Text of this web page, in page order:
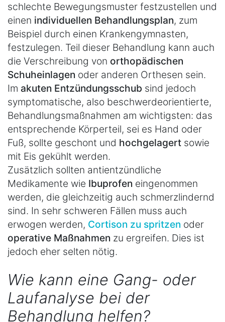
schlechte Bewegungsmuster festzustellen und
einen individuellen Behandlungsplan, zum
Beispiel durch einen Krankengymnasten,
festzulegen. Teil dieser Behandlung kann auch
die Verschreibung von orthopädischen
Schuheinlagen oder anderen Orthesen sein.
Im akuten Entzündungsschub sind jedoch
symptomatische, also beschwerdeorientierte,
Behandlungsmaßnahmen am wichtigsten: das
entsprechende Körperteil, sei es Hand oder
Fuß, sollte geschont und hochgelagert sowie
mit Eis gekühlt werden.
Zusätzlich sollten antientzündliche
Medikamente wie Ibuprofen eingenommen
werden, die gleichzeitig auch schmerzlindernd
sind. In sehr schweren Fällen muss auch
erwogen werden, Cortison zu spritzen oder
operative Maßnahmen zu ergreifen. Dies ist
jedoch eher selten nötig.
Wie kann eine Gang- oder
Laufanalyse bei der
Behandlung helfen?